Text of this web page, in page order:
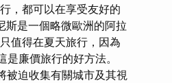
，都可以在享受友好的
斯是一個略微歐洲的阿拉
值得在夏天旅行，因為
廉價旅行的好方法。
被迫收集有關城市及其視